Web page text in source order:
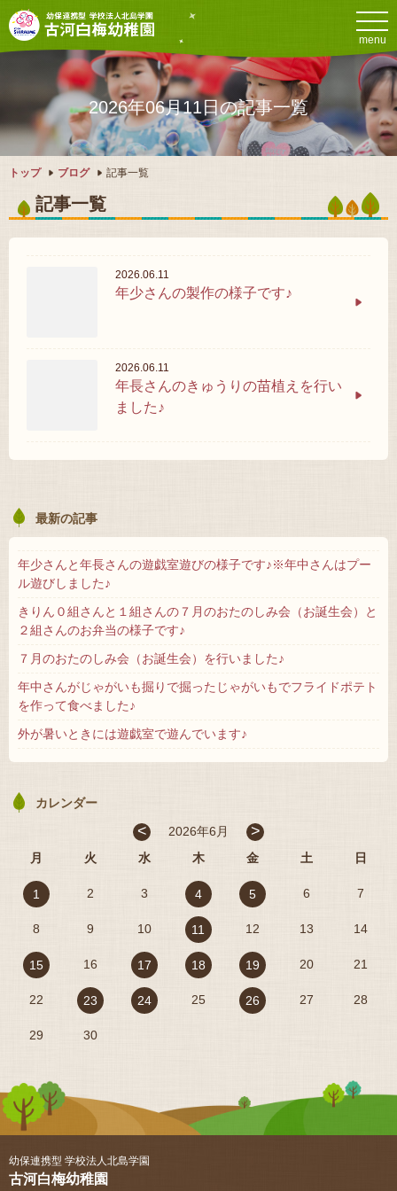
menu
2026年06月11日の記事一覧
トップ ブログ 記事一覧
記事一覧
2026.06.11
年少さんの製作の様子です♪
2026.06.11
年長さんのきゅうりの苗植えを行い
ました♪
最新の記事
年少さんと年長さんの遊戯室遊びの様子です♪※年中さんはプー
ル遊びしました♪
きりん０組さんと１組さんの７月のおたのしみ会（お誕生会）と
２組さんのお弁当の様子です♪
７月のおたのしみ会（お誕生会）を行いました♪
年中さんがじゃがいも掘りで掘ったじゃがいもでフライドポテト
を作って食べました♪
外が暑いときには遊戯室で遊んでいます♪
カレンダー
< 2026年6月 >
月 火 水 木 金 土 日
1 2 3 4 5 6 7
8 9 10 11 12 13 14
15 16 17 18 19 20 21
22 23 24 25 26 27 28
29 30
幼保連携型 学校法人北島学園
古河白梅幼稚園